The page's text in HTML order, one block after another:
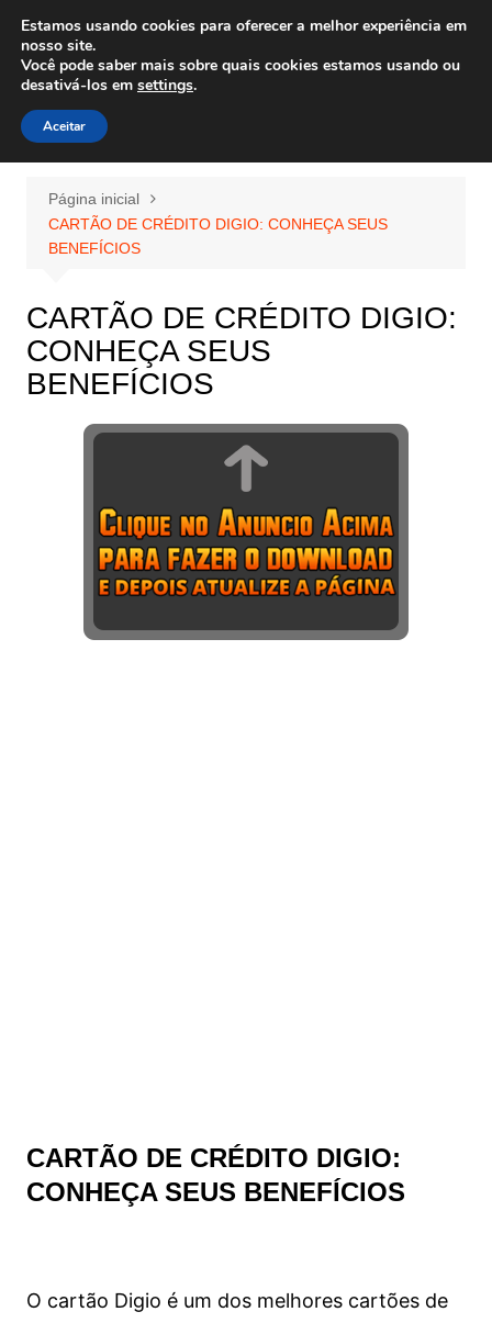
para
conteúdo
Wiley Wales
corais algas e vida marinha
Página inicial
CARTÃO DE CRÉDITO DIGIO: CONHEÇA SEUS
BENEFÍCIOS
CARTÃO DE CRÉDITO DIGIO:
CONHEÇA SEUS
BENEFÍCIOS
CARTÃO DE CRÉDITO DIGIO:
CONHEÇA SEUS BENEFÍCIOS
O cartão Digio é um dos melhores cartões de
Estamos usando cookies para oferecer a melhor experiência em
nosso site.
Você pode saber mais sobre quais cookies estamos usando ou
desativá-los em settings.
Aceitar